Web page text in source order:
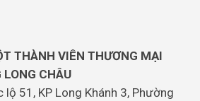
THÀNH VIÊN THƯƠNG MẠI
LONG CHÂU
lộ 51, KP Long Khánh 3, Phường